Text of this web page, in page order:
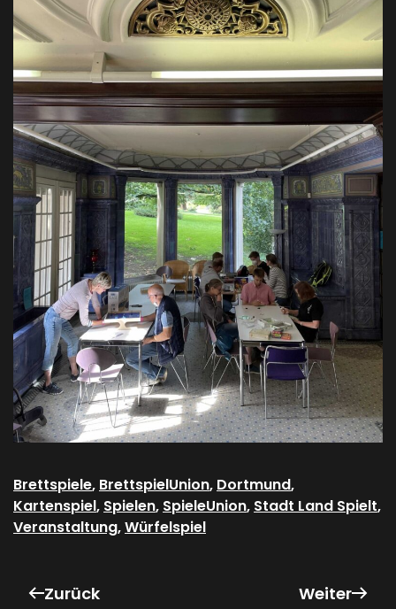
Brettspiele, BrettspielUnion, Dortmund,
Kartenspiel, Spielen, SpieleUnion, Stadt Land Spielt,
Veranstaltung,Würfelspiel
Zurück Weiter